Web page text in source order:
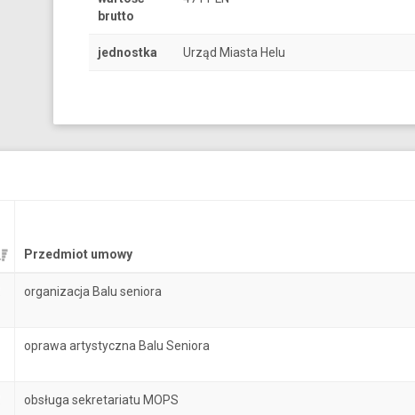
brutto
jednostka Urząd Miasta Helu
Przedmiot umowy
organizacja Balu seniora
oprawa artystyczna Balu Seniora
obsługa sekretariatu MOPS